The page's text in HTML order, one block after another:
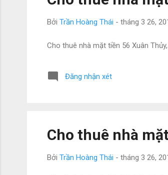
Bởi Trần Hoàng Thái - tháng 3 26,
Cho thuê nhà mặt tiền 56 Xuân
Đăng nhận xét
Cho thuê nhà
Bởi Trần Hoàng Thái - tháng 3 26,